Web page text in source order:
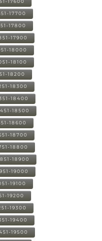
17600
17700
17800
17900
18000
18100
18200
18300
18400
18500
18600
18700
18800
18900
19000
19100
19200
19300
19400
19500